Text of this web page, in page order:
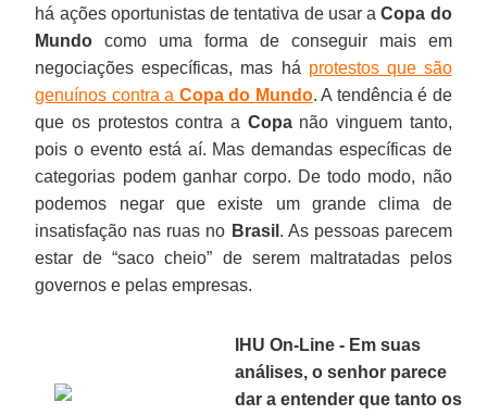
há ações oportunistas de tentativa de usar aCopa do
Mundo como uma forma de conseguir mais em
negociações específicas, mas há protestos que são
genuínos contra a Copa do Mundo. A tendência é de
que os protestos contra a Copanão vinguem tanto,
pois o evento está aí. Mas demandas específicas de
categorias podem ganhar corpo. De todo modo, não
podemos negar que existe um grande clima de
insatisfação nas ruas no Brasil . As pessoas parecem
estar de “saco cheio” de serem maltratadas pelos
governos e pelas empresas.
IHU On-Line - Em suas
análises, o senhor parece
dar a entender que tanto os